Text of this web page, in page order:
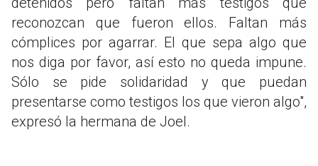
reconozcan que fueron ellos. Faltan más
cómplices por agarrar. El que sepa algo que
nos diga por favor, así esto no queda impune.
Sólo se pide solidaridad y que puedan
presentarse como testigos los que vieron algo",
expresó la hermana de Joel.